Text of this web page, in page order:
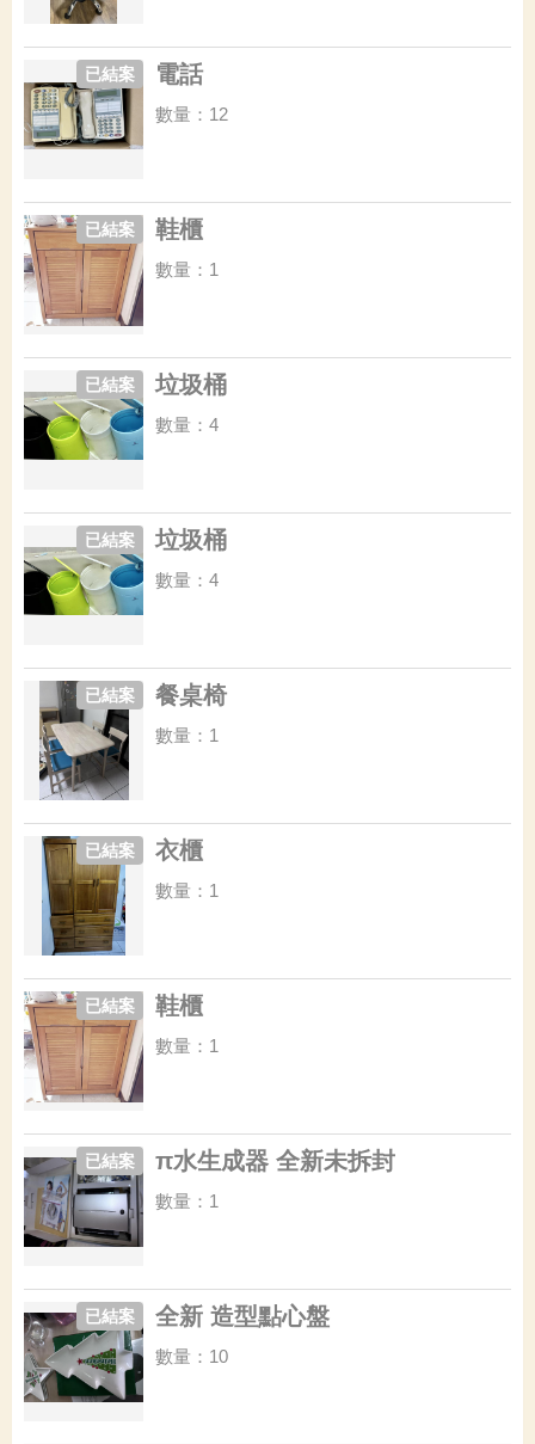
電話
已結案
數量：12
鞋櫃
已結案
數量：1
垃圾桶
已結案
數量：4
垃圾桶
已結案
數量：4
餐桌椅
已結案
數量：1
衣櫃
已結案
數量：1
鞋櫃
已結案
數量：1
π水生成器 全新未拆封
已結案
數量：1
全新 造型點心盤
已結案
數量：10